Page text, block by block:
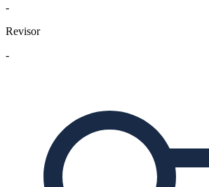
-
Revisor
-